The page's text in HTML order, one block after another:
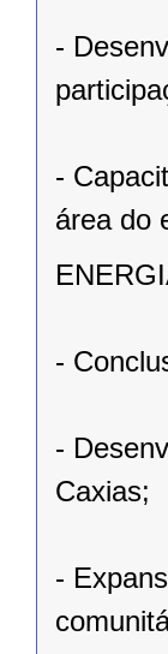
-
-
área do
-
-
Caxias;
-